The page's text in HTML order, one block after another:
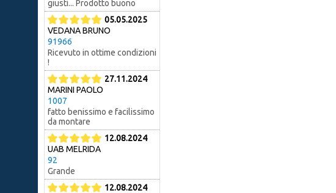
giusti... Prodotto buono
05.05.2025
VEDANA BRUNO
91966
Ricevuto in ottime condizioni
!
27.11.2024
MARINI PAOLO
1007
fatto benissimo e facilissimo
da montare
12.08.2024
UAB MELRIDA
92
Grande
12.08.2024